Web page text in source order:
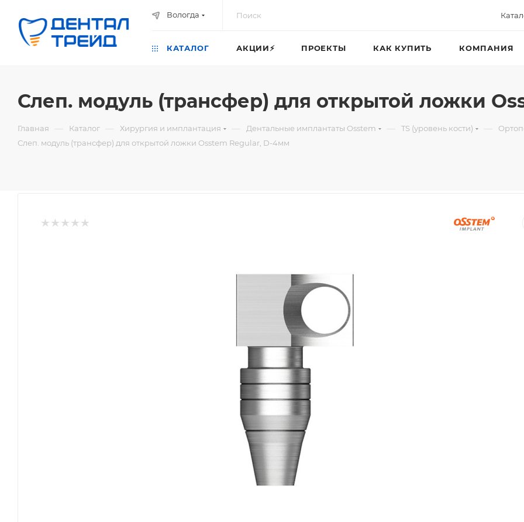
Вологда
КАТАЛОГ АКЦИИ⚡️ ПРОЕКТЫ КАК КУПИТЬ КОМПАНИЯ
Слеп. модуль (трансфер) для открытой ложки
Главная — Каталог — Хирургия и имплантация — Дентальные имплантаты Osstem — TS (уровень кости) —
Слеп. модуль (трансфер) для открытой ложки Osstem Regular, D-4мм